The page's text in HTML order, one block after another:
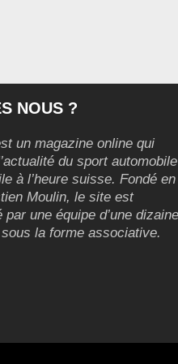
NOUS ?
un magazine online qui
du sport automobile
à l’heure suisse. Fondé en
Moulin, le site est
par une équipe d’une dizaine
la forme associative.